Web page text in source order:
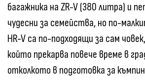
багажника на ZR-V (380 литра) и
чудесни за семейства, но по-
HR-V са по-подходящи за сам
който прекарва повече време в
отколкото в подготовка за